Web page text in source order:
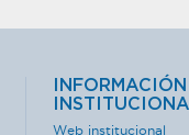
INFORMACIÓN
Web institucional